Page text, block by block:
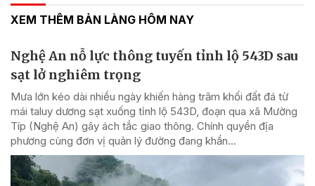
XEM THÊM BẢN LÀNG HÔM NAY
Nghệ An nỗ lực thông tuyến tỉnh lộ 543D sau
sạt lở nghiêm trọng
Mưa lớn kéo dài nhiều ngày khiến hàng trăm khối đất đá từ
mái taluy dương sạt xuống tỉnh lộ 543D, đoạn qua xã Mường
Típ (Nghệ An) gây ách tắc giao thông. Chính quyền địa
phương cùng đơn vị quản lý đường đang khẩn...